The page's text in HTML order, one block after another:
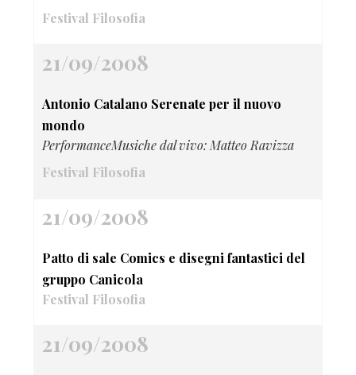
Festival Filosofia
21/09/2008
Antonio Catalano Serenate per il nuovo
mondo
PerformanceMusiche dal vivo: Matteo Ravizza
Festival Filosofia
21/09/2008
Patto di sale Comics e disegni fantastici del
gruppo Canicola
Festival Filosofia
21/09/2008